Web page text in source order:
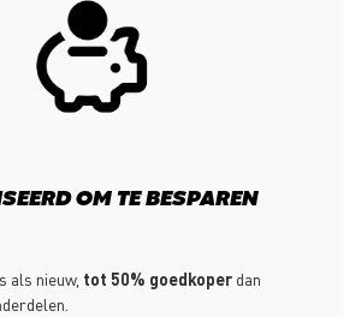
OM TE BESPAREN
als nieuw, tot 50% goedkoper dan